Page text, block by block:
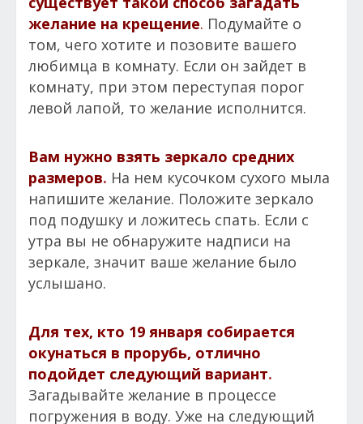
желание на крещение. Подумайте о
том, чего хотите и позовите вашего
любимца в комнату. Если он зайдет в
комнату, при этом переступая порог
левой лапой, то желание исполнится.
Вам нужно взять зеркало средних
размеров. На нем кусочком сухого мыла
напишите желание. Положите зеркало
под подушку и ложитесь спать. Если с
утра вы не обнаружите надписи на
зеркале, значит ваше желание было
услышано.
Для тех, кто 19 января собирается
окунаться в прорубь, отлично
подойдет следующий вариант.
Загадывайте желание в процессе
погружения в воду. Уже на следующий